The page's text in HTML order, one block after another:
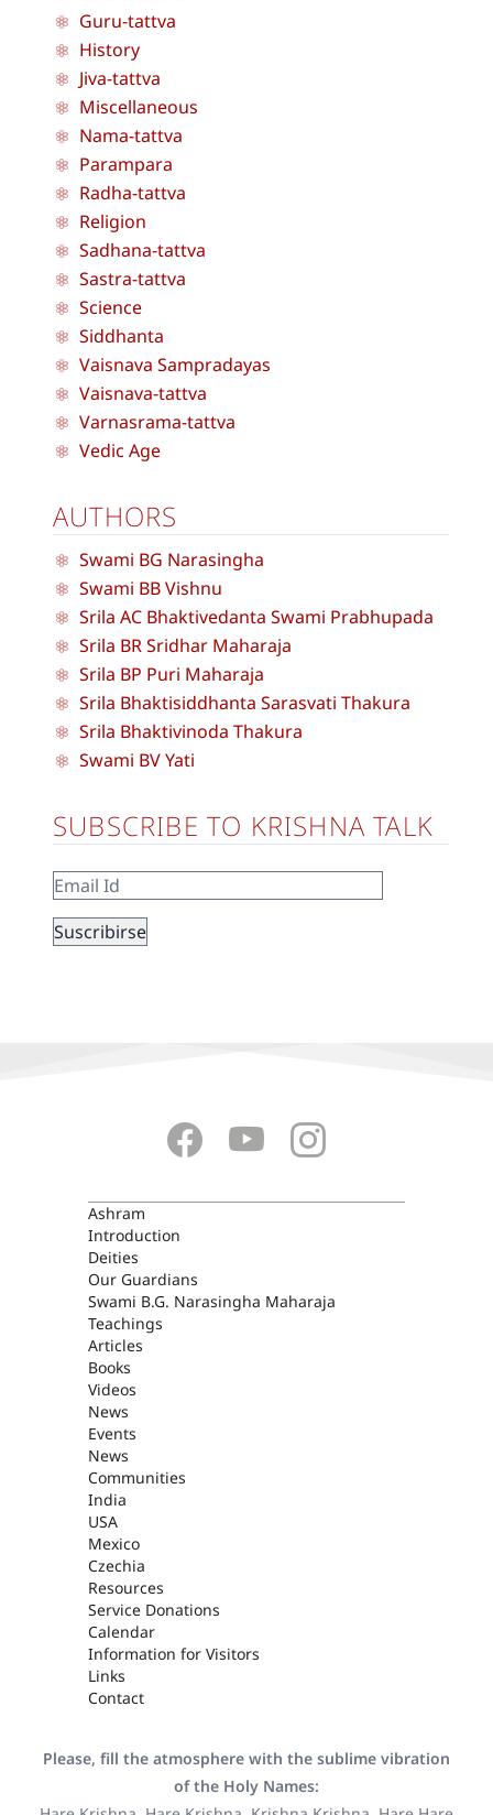
Guru-tattva
History
Jiva-tattva
Miscellaneous
Nama-tattva
Parampara
Radha-tattva
Religion
Sadhana-tattva
Sastra-tattva
Science
Siddhanta
Vaisnava Sampradayas
Vaisnava-tattva
Varnasrama-tattva
Vedic Age
AUTHORS
Swami BG Narasingha
Swami BB Vishnu
Srila AC Bhaktivedanta Swami Prabhupada
Srila BR Sridhar Maharaja
Srila BP Puri Maharaja
Srila Bhaktisiddhanta Sarasvati Thakura
Srila Bhaktivinoda Thakura
Swami BV Yati
SUBSCRIBE TO KRISHNA TALK
ASHRAM
Ashram
Introduction
Deities
Our Guardians
Swami B.G. Narasingha Maharaja
Teachings
Articles
Books
Videos
News
Events
News
Communities
India
USA
Mexico
Czechia
Resources
Service Donations
Calendar
Information for Visitors
Links
Contact
Please, fill the atmosphere with the sublime vibration
of the Holy Names: